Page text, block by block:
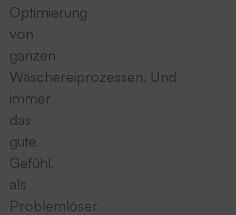
Optimierung
von
ganzen
Wäschereiprozessen. Und
immer
das
gute
Gefühl,
als
Problemlöser